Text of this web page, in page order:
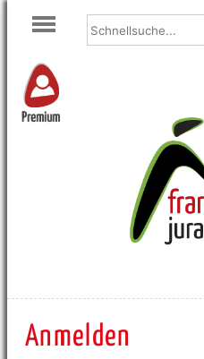
Premium
Anmelden